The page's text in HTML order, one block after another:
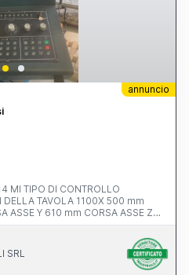
annuncio
MI TIPO DI CONTROLLO
TAVOLA 1100X 500 mm
10.0000 rpm ANNO V MACCHINA
20 BAR
SRL